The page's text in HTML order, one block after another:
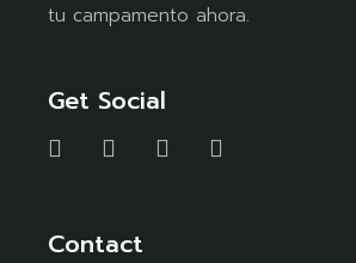
tu campamento ahora.
Get Social
Contact